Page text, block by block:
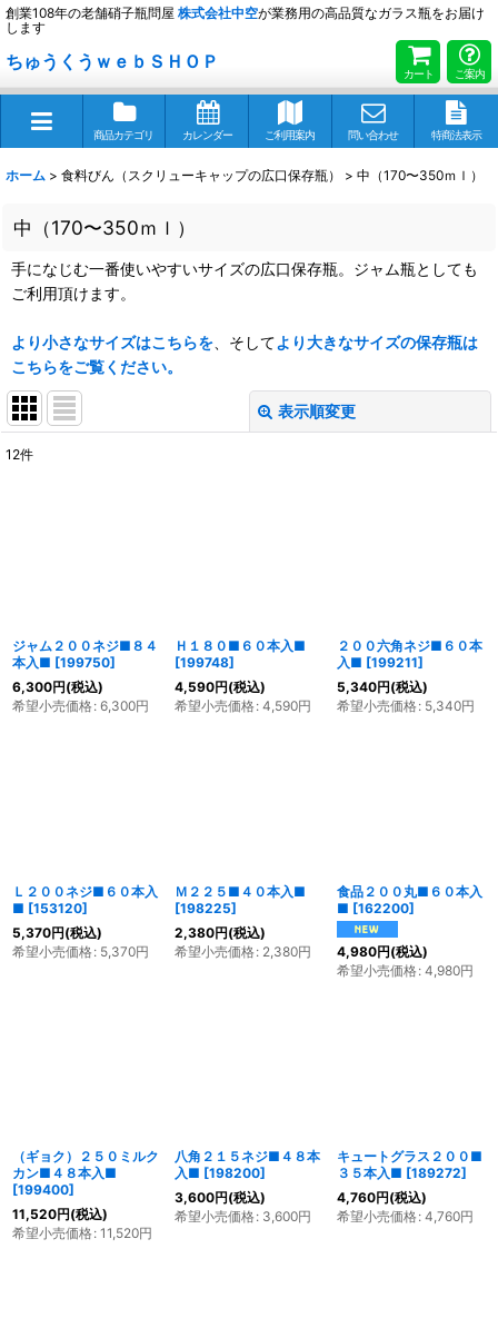
創業108年の老舗硝子瓶問屋 株式会社中空が業務用の高品質なガラス瓶をお届け
します
ちゅうくうｗｅｂＳＨＯＰ
カート ご案内
商品カテゴリ カレンダー ご利用案内 問い合わせ 特商法表示
ホーム > 食料びん（スクリューキャップの広口保存瓶） > 中（170〜350ｍｌ）
中（170〜350ｍｌ）
手になじむ一番使いやすいサイズの広口保存瓶。ジャム瓶としても
ご利用頂けます。
より小さなサイズはこちらを 、そしてより大きなサイズの保存瓶は
こちらをご覧ください。
表示順変更
12件
ジャム２００ネジ■８４
本入■ [199750]
6,300円(税込)
希望小売価格: 6,300円
Ｈ１８０■６０本入■
[199748]
4,590円(税込)
希望小売価格: 4,590円
２００六角ネジ■６０本
入■ [199211]
5,340円(税込)
希望小売価格: 5,340円
Ｌ２００ネジ■６０本入
■ [153120]
5,370円(税込)
希望小売価格: 5,370円
Ｍ２２５■４０本入■
[198225]
2,380円(税込)
希望小売価格: 2,380円
食品２００丸■６０本入
■ [162200]
4,980円(税込)
希望小売価格: 4,980円
（ギョク）２５０ミルク
カン■４８本入■
[199400]
11,520円(税込)
希望小売価格: 11,520円
八角２１５ネジ■４８本
入■ [198200]
3,600円(税込)
希望小売価格: 3,600円
キュートグラス２００■
３５本入■ [189272]
4,760円(税込)
希望小売価格: 4,760円